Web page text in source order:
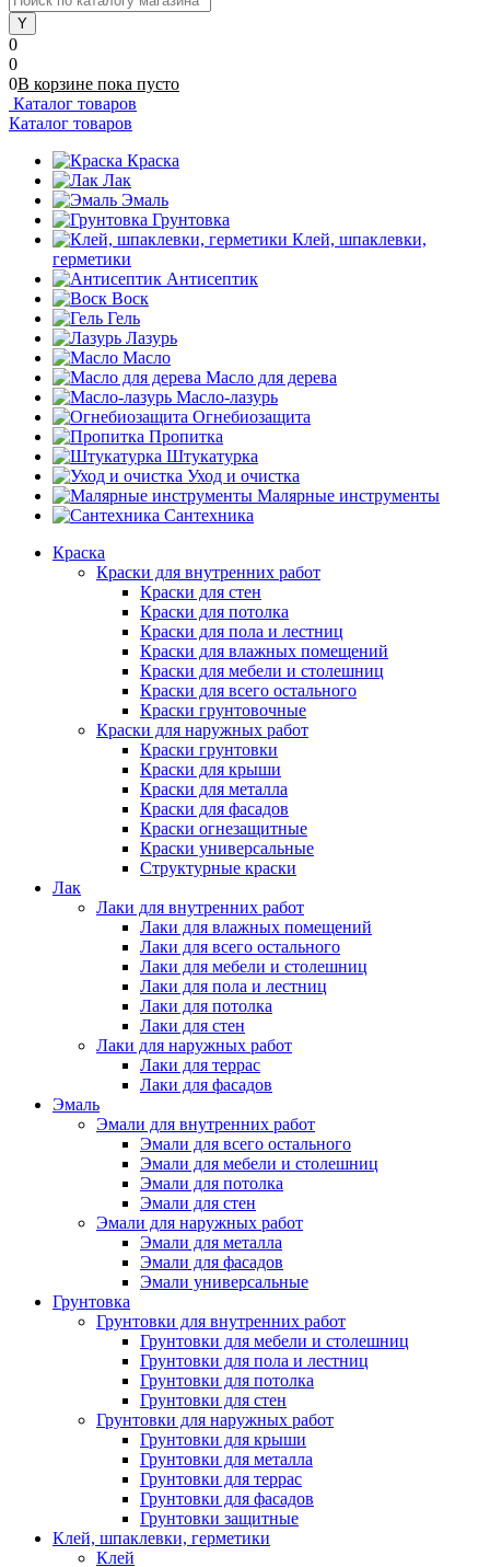
0
0
0В корзине пока пусто
Каталог товаров
Каталог товаров
Краска
Лак
Эмаль
Грунтовка
Клей, шпаклевки,
герметики
Антисептик
Воск
Гель
Лазурь
Масло
Масло для дерева
Масло-лазурь
Огнебиозащита
Пропитка
Штукатурка
Уход и очистка
Малярные инструменты
Сантехника
Краска
Краски для внутренних работ
Краски для стен
Краски для потолка
Краски для пола и лестниц
Краски для влажных помещений
Краски для мебели и столешниц
Краски для всего остального
Краски грунтовочные
Краски для наружных работ
Краски грунтовки
Краски для крыши
Краски для металла
Краски для фасадов
Краски огнезащитные
Краски универсальные
Структурные краски
Лак
Лаки для внутренних работ
Лаки для влажных помещений
Лаки для всего остального
Лаки для мебели и столешниц
Лаки для пола и лестниц
Лаки для потолка
Лаки для стен
Лаки для наружных работ
Лаки для террас
Лаки для фасадов
Эмаль
Эмали для внутренних работ
Эмали для всего остального
Эмали для мебели и столешниц
Эмали для потолка
Эмали для стен
Эмали для наружных работ
Эмали для металла
Эмали для фасадов
Эмали универсальные
Грунтовка
Грунтовки для внутренних работ
Грунтовки для мебели и столешниц
Грунтовки для пола и лестниц
Грунтовки для потолка
Грунтовки для стен
Грунтовки для наружных работ
Грунтовки для крыши
Грунтовки для металла
Грунтовки для террас
Грунтовки для фасадов
Грунтовки защитные
Клей, шпаклевки, герметики
Клей